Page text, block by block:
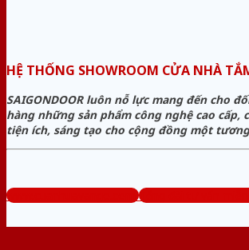
HỆ THỐNG SHOWROOM CỬA NHÀ
SAIGONDOOR luôn nỗ lực mang đến cho
hàng những sản phẩm công nghệ cao cấp,
tiện ích, sáng tạo cho cộng đồng một
www.cuanhuavango.com Tổng đài tư vấn